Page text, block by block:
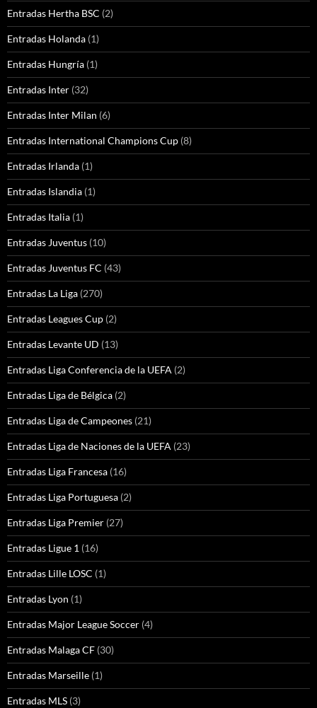
Entradas Hertha BSC (2)
Entradas Holanda (1)
Entradas Hungría (1)
Entradas Inter (32)
Entradas Inter Milan (6)
Entradas International Champions Cup (8)
Entradas Irlanda (1)
Entradas Islandia (1)
Entradas Italia (1)
Entradas Juventus (10)
Entradas Juventus FC (43)
Entradas La Liga (270)
Entradas Leagues Cup (2)
Entradas Levante UD (13)
Entradas Liga Conferencia de la UEFA (2)
Entradas Liga de Bélgica (2)
Entradas Liga de Campeones (21)
Entradas Liga de Naciones de la UEFA (23)
Entradas Liga Francesa (16)
Entradas Liga Portuguesa (2)
Entradas Liga Premier (27)
Entradas Ligue 1 (16)
Entradas Lille LOSC (1)
Entradas Lyon (1)
Entradas Major League Soccer (4)
Entradas Malaga CF (30)
Entradas Marseille (1)
Entradas MLS (3)